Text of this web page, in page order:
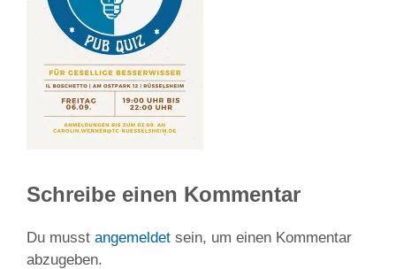
Schreibe einen Kommentar
Du musst angemeldet sein, um einen Kommentar
abzugeben.